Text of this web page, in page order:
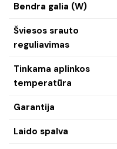
Bendra galia (W)
Šviesos srauto
reguliavimas
Tinkama aplinkos
temperatūra
Garantija
Laido spalva